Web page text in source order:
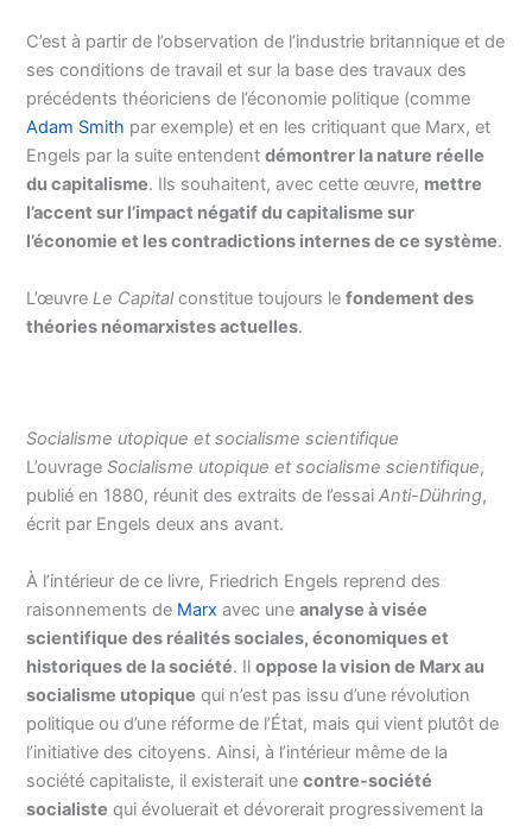
C’est à partir de l’observation de l’industrie britannique et de
ses conditions de travail et sur la base des travaux des
précédents théoriciens de l’économie politique (comme
Adam Smith par exemple) et en les critiquant que Marx, et
Engels par la suite entendentdémontrer la nature réelle
du capitalisme. Ils souhaitent, avec cette œuvre, mettre
l’accent sur l’impact négatif du capitalisme sur
l’économie et les contradictions internes de ce système.
L’œuvreLe Capitalconstitue toujours lefondement des
théories néomarxistes actuelles.
Socialisme utopique et socialisme scientifique
L’ouvrageSocialisme utopique et socialisme scientifique,
publié en 1880, réunit des extraits de l’essaiAnti-Dühring,
écrit par Engels deux ans avant.
À l’intérieur de ce livre, Friedrich Engels reprend des
raisonnements de Marx avec uneanalyse à visée
scientifique des réalités sociales, économiques et
historiques de la société. Iloppose la vision de Marx au
socialisme utopique qui n’est pas issu d’une révolution
politique ou d’une réforme de l’État, mais qui vient plutôt de
l’initiative des citoyens. Ainsi, à l’intérieur même de la
société capitaliste, il existerait unecontre-société
socialiste qui évoluerait et dévorerait progressivement la